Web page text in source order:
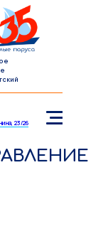
23/26
23/26